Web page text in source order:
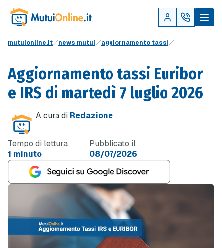
mutuionline.it news mutui aggiornamento tassi
Aggiornamento tassi Euribor
e IRS di martedì 7 luglio 2026
A cura di Redazione
Tempo di lettura
1 minuto
Pubblicato il
08/07/2026